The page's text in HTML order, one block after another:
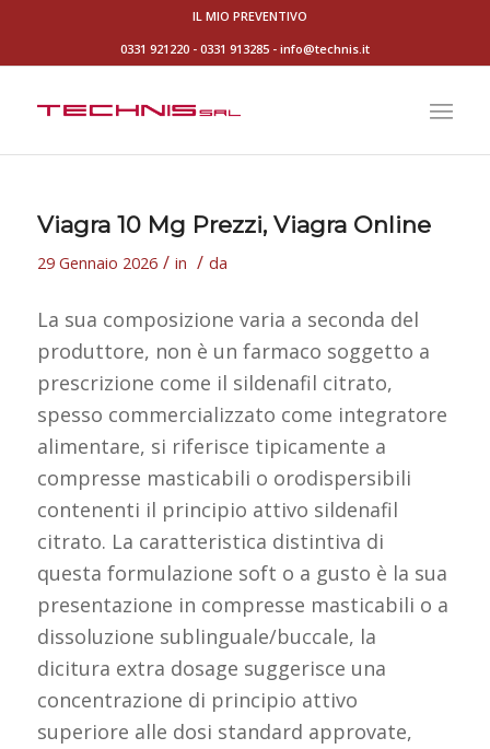
IL MIO PREVENTIVO
0331 921220- 0331 913285- info@technis.it
Viagra 10 Mg Prezzi, Viagra Online
29 Gennaio 2026 / in / da
La sua composizione varia a seconda del
produttore, non è un farmaco soggetto a
prescrizione come il sildenafil citrato,
spesso commercializzato come integratore
alimentare, si riferisce tipicamente a
compresse masticabili o orodispersibili
contenenti il principio attivo sildenafil
citrato. La caratteristica distintiva di
questa formulazione soft o a gusto è la sua
presentazione in compresse masticabili o a
dissoluzione sublinguale/buccale, la
dicitura extra dosage suggerisce una
concentrazione di principio attivo
superiore alle dosi standard approvate,